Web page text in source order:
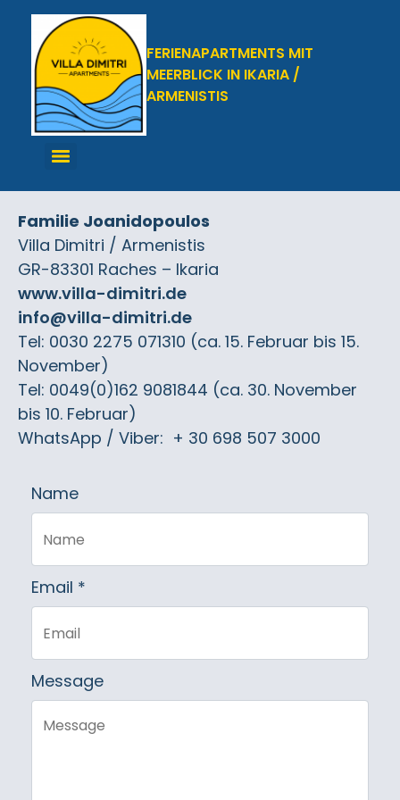
FERIENAPARTMENTS MIT
MEERBLICK IN IKARIA /
ARMENISTIS
Familie Joanidopoulos
Villa Dimitri / Armenistis
GR-83301 Raches – Ikaria
www.villa-dimitri.de
info@villa-dimitri.de
Tel: 0030 2275 071310 (ca. 15. Februar bis 15.
November)
Tel: 0049(0)162 9081844 (ca. 30. November
bis 10. Februar)
WhatsApp / Viber: + 30 698 507 3000
Name
Email *
Message